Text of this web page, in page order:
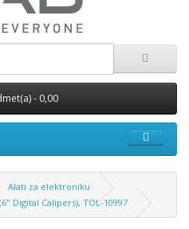
- 0,00
Alati za elektroniku
Digital Calipers), TOL-10997